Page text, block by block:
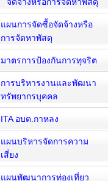
แผนการจัดซื้อจัดจ้างหรือ
การจัดหาพัสดุ
มาตรการป้องกันการทุจริต
การบริหารงานและพัฒนา
ทรัพยากรบุคคล
ITA อบต.กาหลง
แผนบริหารจัดการความ
เสี่ยง
แผนพัฒนาการท่องเที่ยว